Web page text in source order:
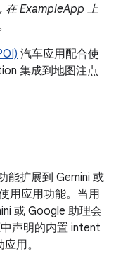
在 ExampleApp 上
汽车应用配合使
集成到地图注点
能扩展到 Gemini 或
用应用功能。当用
或 Google 助理会
声明的内置 intent
用。